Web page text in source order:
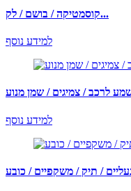
קוסמטיקה / בושם / לק...
למידע נוסף
לרכב / צמיגים / שמן מנוע
למידע נוסף